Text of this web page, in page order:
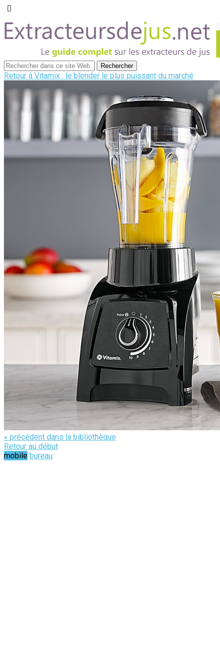
Retour à Vitamix : le blender le plus puissant du marché
« précédent dans la bibliothèque
Retour au début
mobile bureau